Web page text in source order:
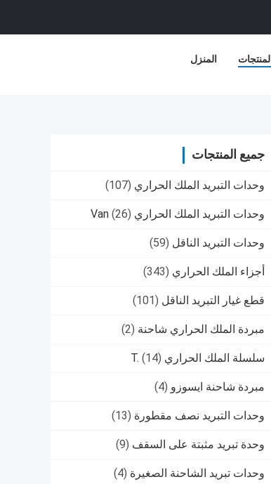
المنزل المنتجات
جميع المنتجات
وحدات التبريد الملك الحراري (107)
وحدات التبريد الملك الحراري Van (26)
وحدات التبريد الناقل (59)
أجزاء الملك الحراري (343)
قطع غيار التبريد الناقل (101)
مبردة الملك الحراري شاحنة (2)
سلسلة الملك الحراري T. (14)
مبردة شاحنة ايسوزو (4)
وحدات التبريد نصف مقطورة (13)
وحدة تبريد مثبتة على السقف (9)
وحدات تبريد الشاحنة الصغيرة (4)